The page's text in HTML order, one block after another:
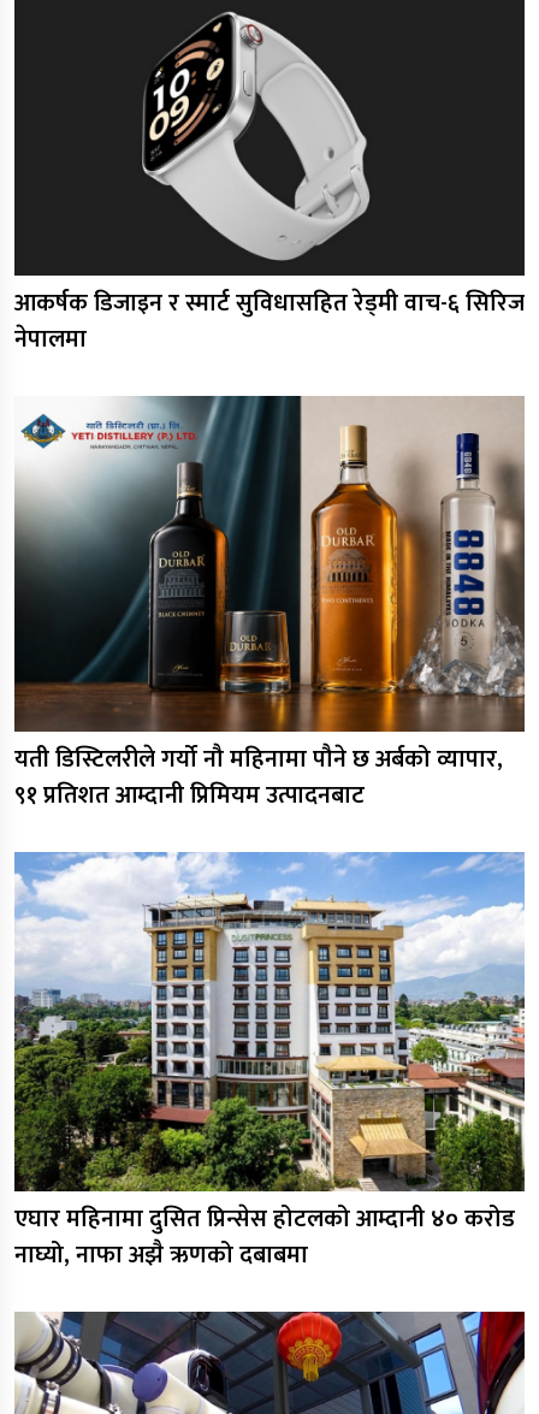
आकर्षक डिजाइन र स्मार्ट सुविधासहित रेड्मी वाच-६ सिरिज
नेपालमा
यती डिस्टिलरीले गर्यो नौ महिनामा पौने छ अर्बको व्यापार,
९१ प्रतिशत आम्दानी प्रिमियम उत्पादनबाट
एघार महिनामा दुसित प्रिन्सेस होटलको आम्दानी ४० करोड
नाघ्यो, नाफा अझै ऋणको दबाबमा